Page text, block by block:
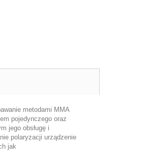
metodami MMA
pojedynczego oraz
jego obsługę i
polaryzacji urządzenie
jak